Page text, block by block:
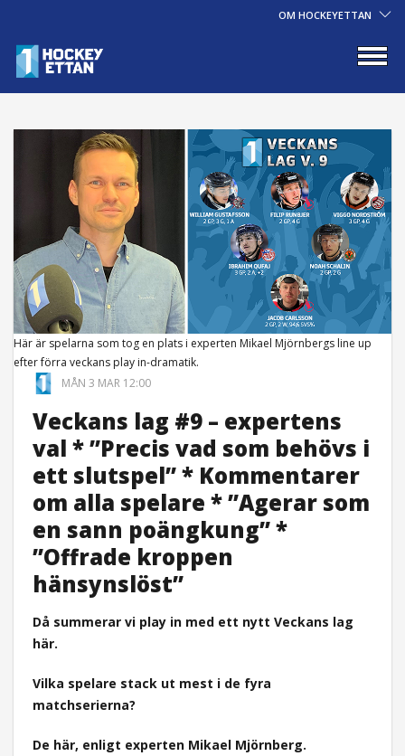
OM HOCKEYETTAN
Här är spelarna som tog en plats i experten Mikael Mjörnbergs line up
efter förra veckans play in-dramatik.
MÅN 3 MAR 12:00
Veckans lag #9 – expertens
val * ”Precis vad som behövs i
ett slutspel” * Kommentarer
om alla spelare * ”Agerar som
en sann poängkung” *
”Offrade kroppen
hänsynslöst”
Då summerar vi play in med ett nytt Veckans lag
här.
Vilka spelare stack ut mest i de fyra
matchserierna?
De här, enligt experten Mikael Mjörnberg.